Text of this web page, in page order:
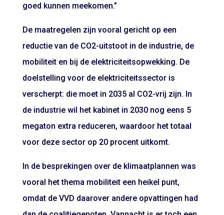
goed kunnen meekomen.”
De maatregelen zijn vooral gericht op een
reductie van de CO2-uitstoot in de industrie, de
mobiliteit en bij de elektriciteitsopwekking. De
doelstelling voor de elektriciteitssector is
verscherpt: die moet in 2035 al CO2-vrij zijn. In
de industrie wil het kabinet in 2030 nog eens 5
megaton extra reduceren, waardoor het totaal
voor deze sector op 20 procent uitkomt.
In de besprekingen over de klimaatplannen was
vooral het thema mobiliteit een heikel punt,
omdat de VVD daarover andere opvattingen had